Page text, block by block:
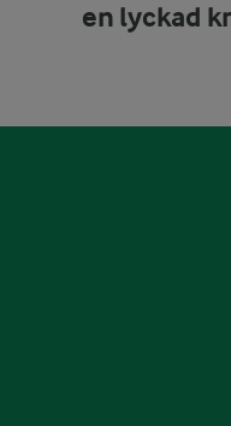
en lyckad